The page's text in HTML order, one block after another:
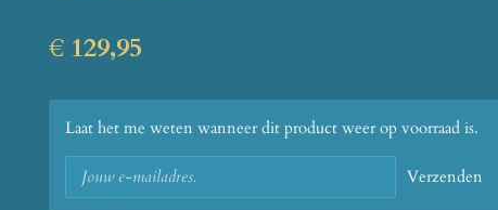
€ 129,95
Laat het me weten wanneer dit product weer op voorraad is.
Verzenden